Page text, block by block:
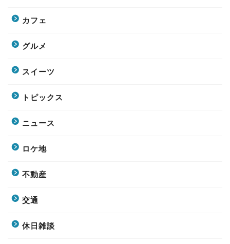
カフェ
グルメ
スイーツ
トピックス
ニュース
ロケ地
不動産
交通
休日雑談